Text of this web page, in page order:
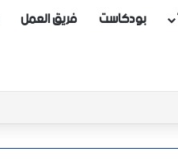
بودكاست فريق العمل